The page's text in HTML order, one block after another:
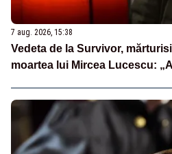
7 aug. 2026, 15:38
Vedeta de la Survivor,
moartea lui Mircea Lucescu: